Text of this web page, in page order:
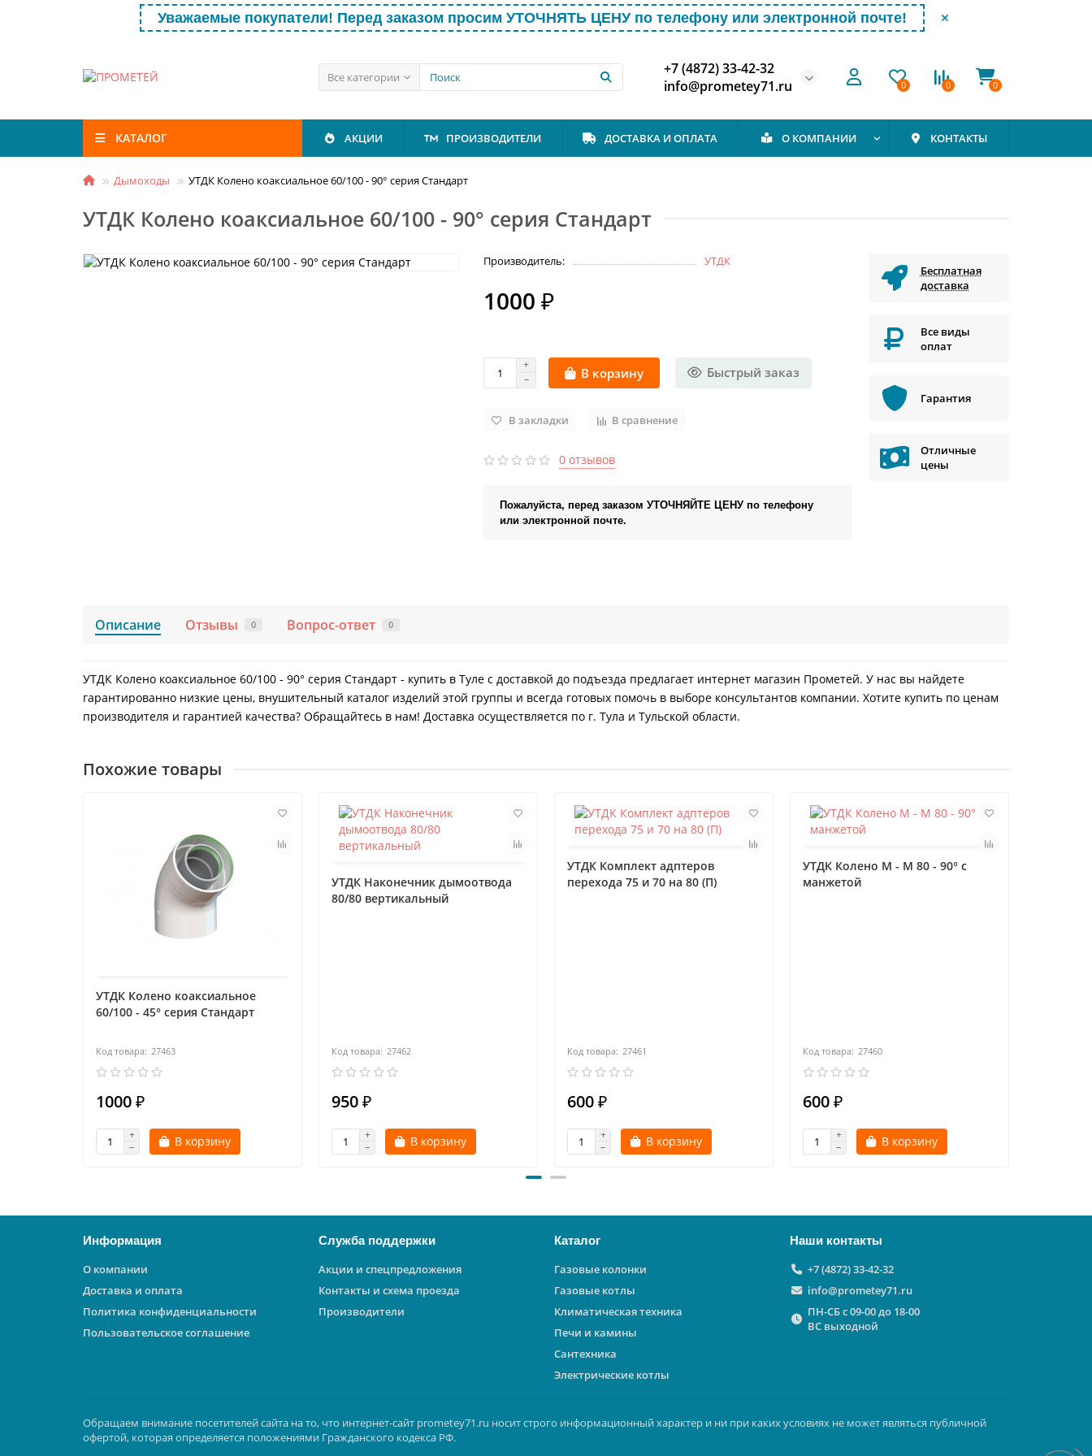
Уважаемые покупатели! Перед заказом просим УТОЧНЯТЬ ЦЕНУ по телефону или электронной почте!
Все категории
+7 (4872) 33-42-32
info@prometey71.ru
0 0 0
КАТАЛОГ АКЦИИ ПРОИЗВОДИТЕЛИ ДОСТАВКА И ОПЛАТА О КОМПАНИИ КОНТАКТЫ
Дымоходы УТДК Колено коаксиальное 60/100 - 90° серия Стандарт
УТДК Колено коаксиальное 60/100 - 90° серия Стандарт
Производитель: УТДК
1000 ₽
В корзину Быстрый заказ
В закладки В сравнение
0 отзывов
Пожалуйста, перед заказом УТОЧНЯЙТЕ ЦЕНУ по телефону
или электронной почте.
Бесплатная
доставка
Все виды
оплат
Гарантия
Отличные
цены
Описание Отзывы 0 Вопрос-ответ 0
УТДК Колено коаксиальное 60/100 - 90° серия Стандарт - купить в Туле с доставкой до подъезда предлагает интернет магазин Прометей. У нас вы найдете
гарантированно низкие цены, внушительный каталог изделий этой группы и всегда готовых помочь в выборе консультантов компании. Хотите купить по ценам
производителя и гарантией качества? Обращайтесь в нам! Доставка осуществляется по г. Тула и Тульской области.
Похожие товары
УТДК Колено коаксиальное
60/100 - 45° серия Стандарт
27463
1000 ₽
В корзину
УТДК Наконечник дымоотвода
80/80 вертикальный
27462
950 ₽
В корзину
УТДК Комплект адптеров
перехода 75 и 70 на 80 (П)
27461
600 ₽
В корзину
УТДК Колено М - М 80 - 90° с
манжетой
27460
600 ₽
В корзину
Информация
О компании
Доставка и оплата
Политика конфиденциальности
Пользовательское соглашение
Служба поддержки
Акции и спецпредложения
Контакты и схема проезда
Производители
Каталог
Газовые колонки
Газовые котлы
Климатическая техника
Печи и камины
Сантехника
Электрические котлы
Наши контакты
+7 (4872) 33-42-32
info@prometey71.ru
ПН-СБ с 09-00 до 18-00
ВС выходной
Обращаем внимание посетителей сайта на то, что интернет-сайт prometey71.ru носит строго информационный характер и ни при каких условиях не может являться публичной
офертой, которая определяется положениями Гражданского кодекса РФ.